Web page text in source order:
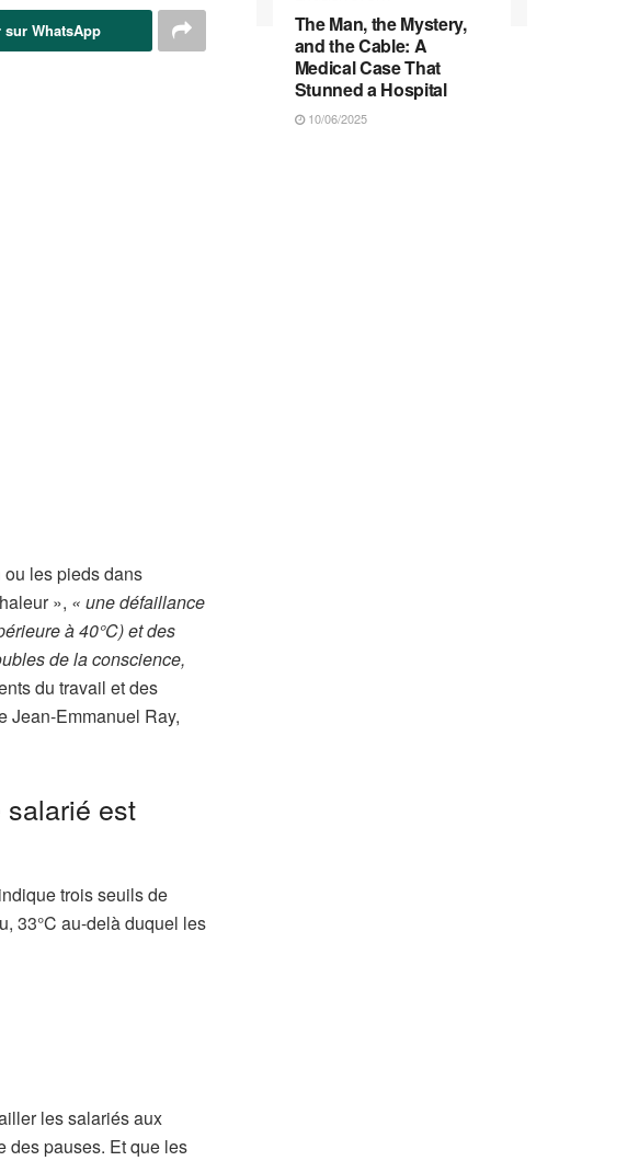
sur WhatsApp
ou les pieds dans
», « une défaillance
à 40°C) et des
de la conscience,
du travail et des
Jean-Emmanuel Ray,
est
trois seuils de
33°C au-delà duquel les
les salariés aux
des pauses. Et que les
The Man, the Mystery,
and the Cable: A
Medical Case That
Stunned a Hospital
10/06/2025